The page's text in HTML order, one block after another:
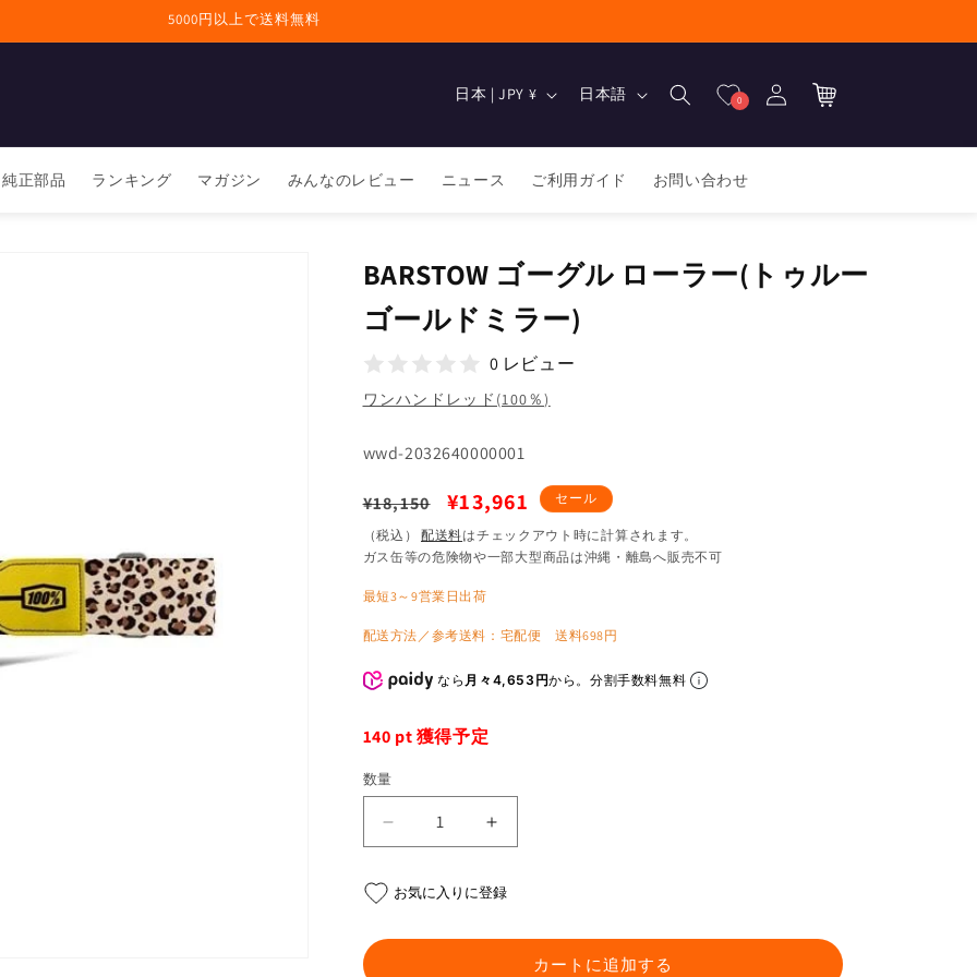
5000円以上で送料無料
国
地
域
日本 | JPY ¥
言
日本語 0
イ
ー
純正部品 ランキング マガジン みんなのレビュー ニュース ご利用ガイド お問い合わせ
BARSTOW ゴーグル ローラー(トゥルー
ゴールドミラー)
0 レビュー
ワンハンドレッド(100％)
SKU:
wwd-2032640000001
通
常
価
格
¥18,150
セ
ー
ル
価
格
¥13,961 セール
（税込） 配送料はチェックアウト時に計算されます。
ガス缶等の危険物や一部大型商品は沖縄・離島へ販売不可
最短3～9営業日出荷
配送方法／参考送料：宅配便 送料698円
なら 月々4,653円から。分割手数料無料
140 pt 獲得予定
数量
BARSTOW
ー
ル
BARSTOW
ー
ル
お気に入りに登録
カートに追加する